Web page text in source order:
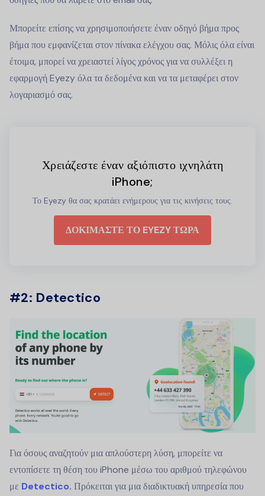
Μπορείτε επίσης να χρησιμοποιήσετε έναν οδηγό βήμα προς
βήμα που εμφανίζεται στον πίνακα ελέγχου σας. Μόλις όλα είναι
έτοιμα, μπορεί να χρειαστεί λίγος χρόνος για να συλλέξει η
εφαρμογή Eyezy όλα τα δεδομένα και να τα μεταφέρει στον
λογαριασμό σας.
Χρειάζεστε έναν αξιόπιστο ιχνηλάτη
iPhone;
Το Eyezy θα σας κρατάει ενήμερους για τις κινήσεις τους.
ΔΟΚΙΜΑΣΤΕ ΤΟ EYEZY ΤΩΡΑ
#2: Detectico
Για όσους αναζητούν μια απλούστερη λύση, μπορείτε να
εντοπίσετε τη θέση του iPhone μέσω του αριθμού τηλεφώνου
με Detectico. Πρόκειται για μια διαδικτυακή υπηρεσία που